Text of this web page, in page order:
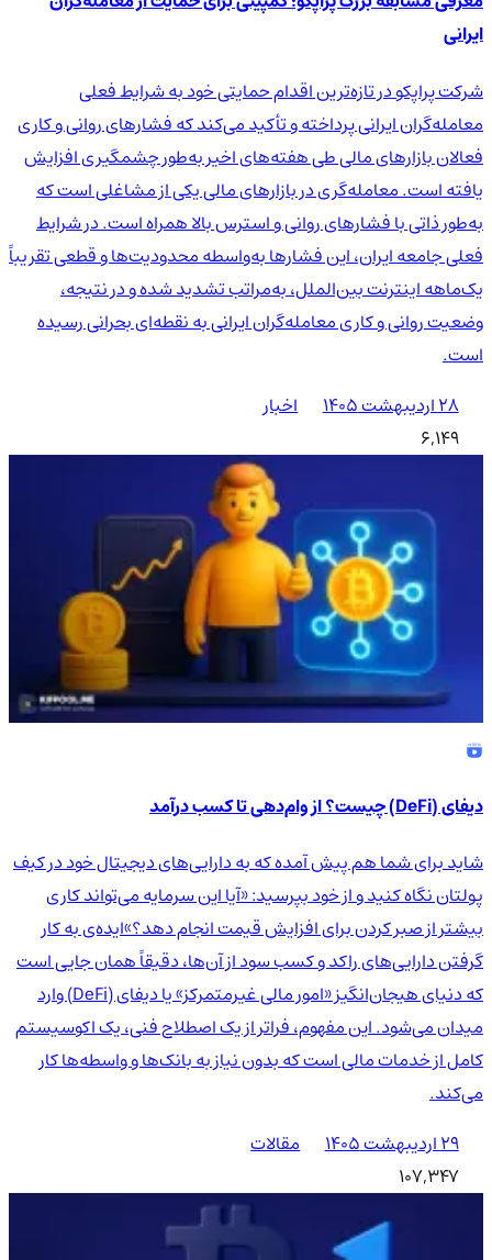
ایرانی
شرکت پراپکو در تازه‌ترین اقدام حمایتی خود به شرایط فعلی
معامله‌گران ایرانی پرداخته و تأکید می‌کند که فشارهای روانی و کاری
فعالان بازارهای مالی طی هفته‌های اخیر به‌طور چشمگیری افزایش
یافته است. معامله‌گری در بازارهای مالی یکی از مشاغلی است که
به‌طور ذاتی با فشارهای روانی و استرس بالا همراه است. در شرایط
فعلی جامعه ایران، این فشارها به‌واسطه محدودیت‌ها و قطعی تقریباً
یک‌ماهه اینترنت بین‌الملل، به‌مراتب تشدید شده و در نتیجه،
وضعیت روانی و کاری معامله‌گران ایرانی به نقطه‌ای بحرانی رسیده
است.
۲۸ اردیبهشت ۱۴۰۵
اخبار
6,149
دیفای (DeFi) چیست؟ از وام‌دهی تا کسب درآمد
شاید برای شما هم پیش آمده که به دارایی‌های دیجیتال خود در کیف
پولتان نگاه کنید و از خود بپرسید: «آیا این سرمایه می‌تواند کاری
بیشتر از صبر کردن برای افزایش قیمت انجام دهد؟»ایده‌ی به کار
گرفتن دارایی‌های راکد و کسب سود از آن‌ها، دقیقاً همان جایی است
که دنیای هیجان‌انگیز «امور مالی غیرمتمرکز» یا دیفای (DeFi) وارد
میدان می‌شود. این مفهوم، فراتر از یک اصطلاح فنی، یک اکوسیستم
کامل از خدمات مالی است که بدون نیاز به بانک‌ها و واسطه‌ها کار
می‌کند.
۲۹ اردیبهشت ۱۴۰۵
مقالات
107,347